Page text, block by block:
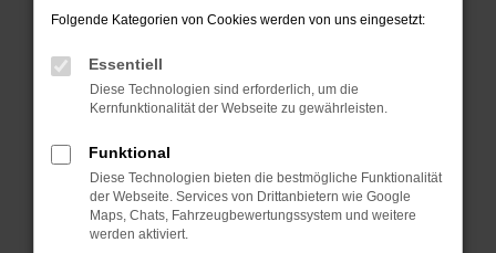
Überprüfe deine Firewall und deine
Laden andere Webseiten, zum Beispiel deine
Suchmaschine?
Prüfe deine Browsererweiterungen.
Manche Erweiterungen, wie Werbeblocker,
können das Laden bestimmter Seiten
verhindern. Funktioniert die Seite in einem
anderen Browser oder in einem privaten
Fenster?
Folgende Kategorien von Cookies werden von uns eingesetzt:
Essentiell
Diese Technologien sind erforderlich, um die
Kernfunktionalität der Webseite zu gewährleisten.
Funktional
Diese Technologien bieten die bestmögliche Funktionalität
der Webseite. Services von Drittanbietern wie Google
Maps, Chats, Fahrzeugbewertungssystem und weitere
werden aktiviert.